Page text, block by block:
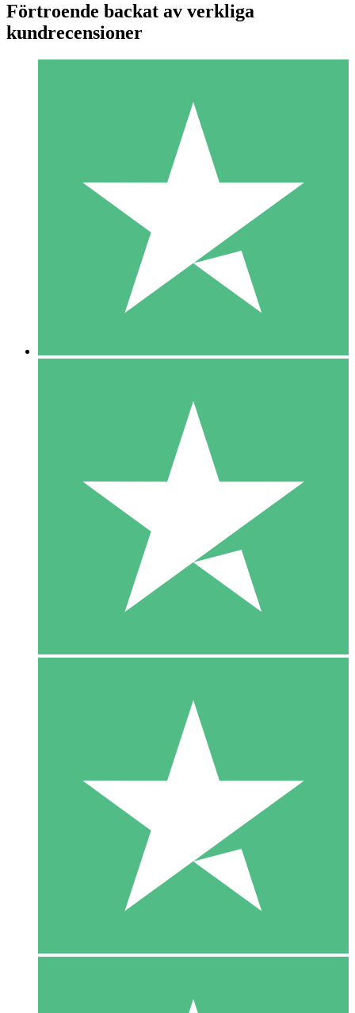
Individuella Kreditpaket
Betala per användning med nedladdningskrediter. Inget
1 Nedladdningar
10 00
10 Nedladdningar
20 00
Förtroende backat av verkliga
kundrecensioner